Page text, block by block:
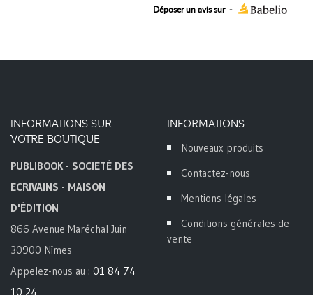
Déposer un avis sur -
INFORMATIONS SUR
VOTRE BOUTIQUE
PUBLIBOOK - SOCIETÉ DES
ECRIVAINS - MAISON
D'ÉDITION
866 Avenue Maréchal Juin
30900 Nîmes
Appelez-nous au : 01 84 74
10 24
INFORMATIONS
Nouveaux produits
Contactez-nous
Mentions légales
Conditions générales de
vente